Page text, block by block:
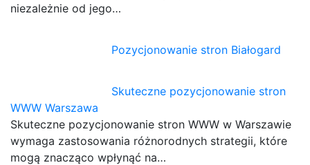
niezależnie od jego…
Pozycjonowanie stron Białogard
Skuteczne pozycjonowanie stron
WWW Warszawa
Skuteczne pozycjonowanie stron WWW w Warszawie
wymaga zastosowania różnorodnych strategii, które
mogą znacząco wpłynąć na…